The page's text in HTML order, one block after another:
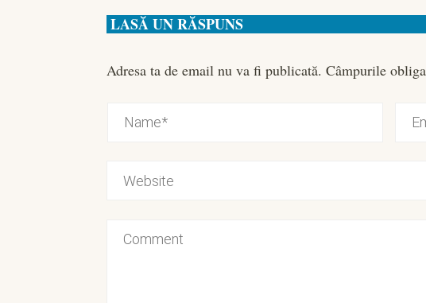
LASĂ UN RĂSPUNS
Adresa ta de email nu va fi publicată. Câmpurile